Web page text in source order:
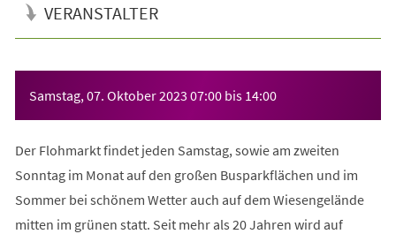
VERANSTALTER
Samstag, 07. Oktober 2023 07:00 bis 14:00
Der Flohmarkt findet jeden Samstag, sowie am zweiten
Sonntag im Monat auf den großen Busparkflächen und im
Sommer bei schönem Wetter auch auf dem Wiesengelände
mitten im grünen statt. Seit mehr als 20 Jahren wird auf